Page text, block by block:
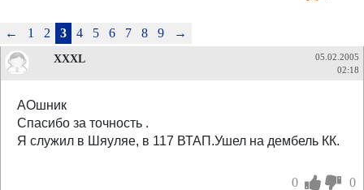
← 1 2 3 4 5 6 7 8 9 →
XXXL
05.02.2005
02:18
АОшник
Спасибо за точность .
Я служил в Шяуляе, в 117 ВТАП.Ушел на дембель КК.
0 0